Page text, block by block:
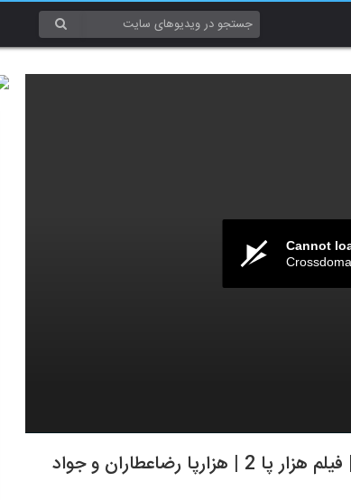
Cannot
دانلود رایگان فیلم هزارپا قسمت دوم کامل | فیلم هزار پا 2 | هزارپا رضاعطاران و جواد